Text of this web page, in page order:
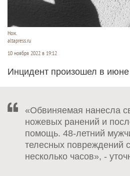
Нож.
altapress.ru
10 ноября 2022 в 19:12
Инцидент произошел в июне
«Обвиняемая нанесла
ножевых ранений и
помощь. 48-летний
телесных повреждений
несколько часов», -